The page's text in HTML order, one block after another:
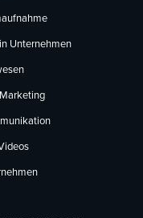
Unternehmen